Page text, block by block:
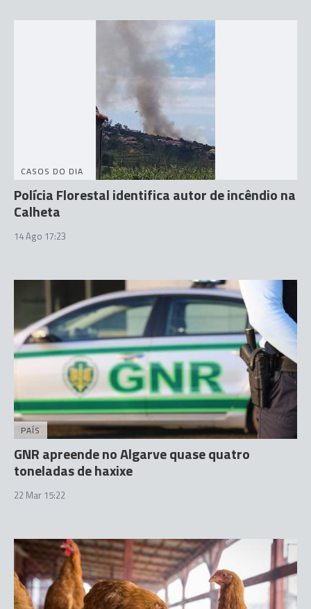
CASOS DO DIA
Polícia Florestal identifica autor de incêndio na
Calheta
14 Ago 17:23
PAÍS
GNR apreende no Algarve quase quatro
toneladas de haxixe
22 Mar 15:22